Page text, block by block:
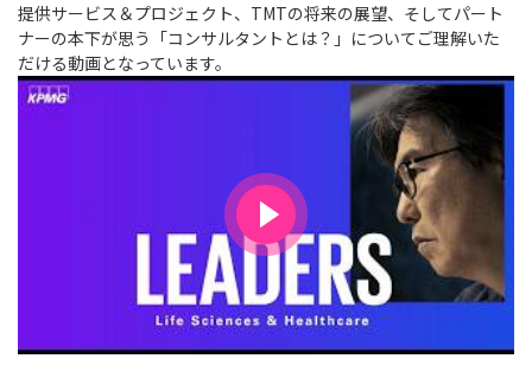
提供サービス＆プロジェクト、TMTの将来の展望、そしてパート
ナーの本下が思う「コンサルタントとは？」についてご理解いた
だける動画となっています。